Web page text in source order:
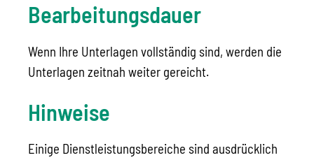
Bearbeitungsdauer
Wenn Ihre Unterlagen vollständig sind, werden die
Unterlagen zeitnah weiter gereicht.
Hinweise
Einige Dienstleistungsbereiche sind ausdrücklich